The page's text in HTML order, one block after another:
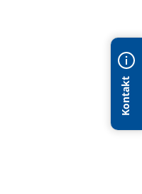
Kontakt